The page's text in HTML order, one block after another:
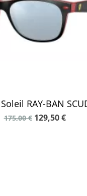
RAY-BAN
175,00 € 129,50 €